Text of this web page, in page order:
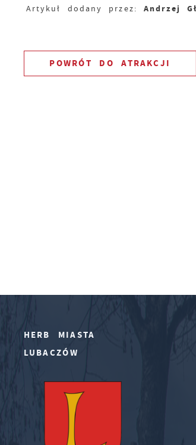
Artykuł dodany przez:Andrzej
POWRÓT DO ATRAKCJI
HERB MIASTA
LUBACZÓW